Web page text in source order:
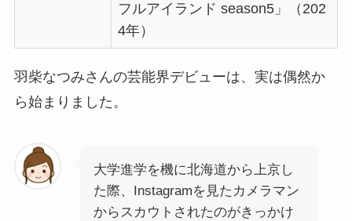
フルアイランド season5」（202
4年）
羽柴なつみさんの芸能界デビューは、実は偶然か
ら始まりました。
大学進学を機に北海道から上京し
た際、Instagramを見たカメラマン
からスカウトされたのがきっかけ